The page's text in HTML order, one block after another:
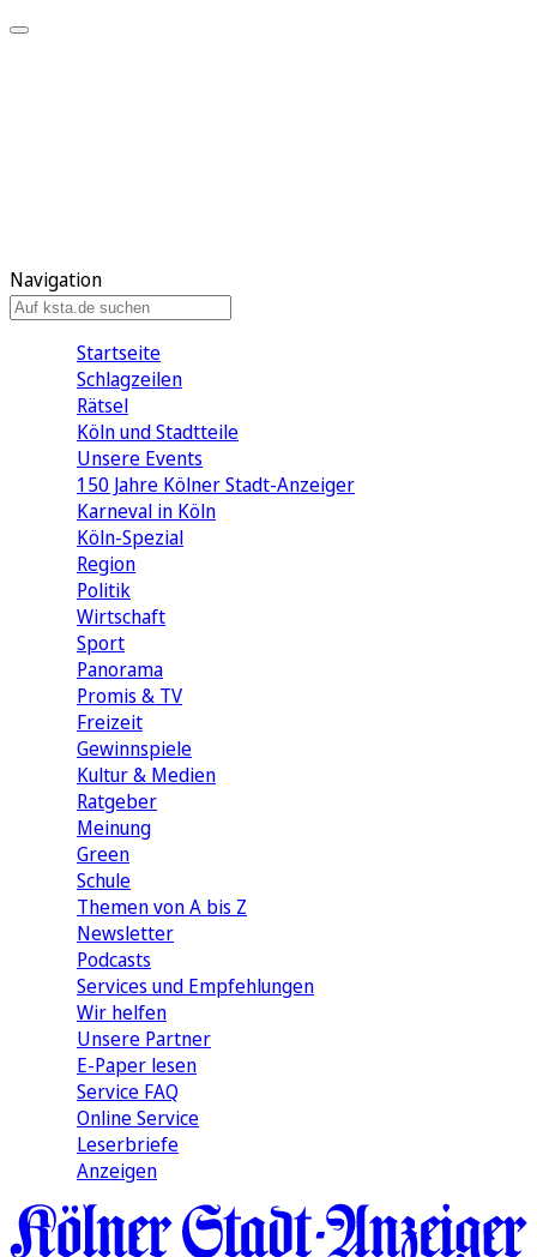
Navigation
Startseite
Schlagzeilen
Rätsel
Köln und Stadtteile
Unsere Events
150 Jahre Kölner Stadt-Anzeiger
Karneval in Köln
Köln-Spezial
Region
Politik
Wirtschaft
Sport
Panorama
Promis & TV
Freizeit
Gewinnspiele
Kultur & Medien
Ratgeber
Meinung
Green
Schule
Themen von A bis Z
Newsletter
Podcasts
Services und Empfehlungen
Wir helfen
Unsere Partner
E-Paper lesen
Service FAQ
Online Service
Leserbriefe
Anzeigen